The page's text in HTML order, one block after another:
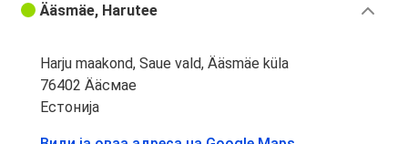
Ääsmäe, Harutee
Harju maakond, Saue vald, Ääsmäe küla
76402 Ääсмае
Естонија